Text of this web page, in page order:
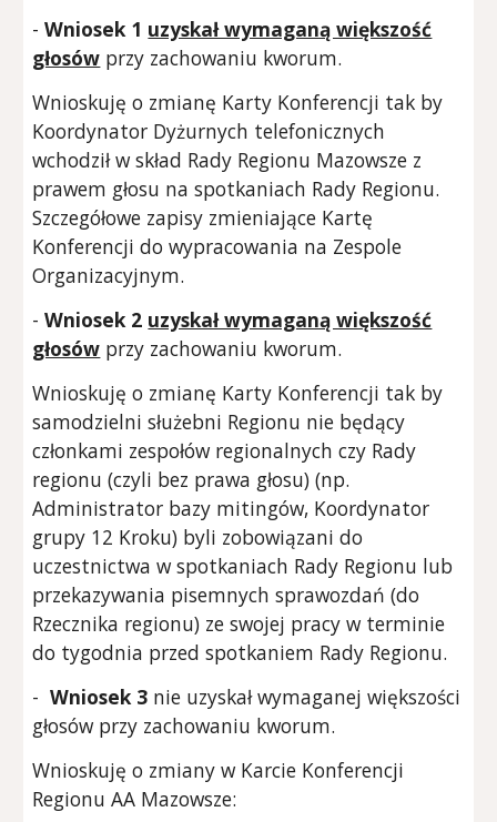
-Wniosek 1 uzyskał wymaganą większość
głosów przy zachowaniu kworum.
Wnioskuję o zmianę Karty Konferencji tak by
Koordynator Dyżurnych telefonicznych
wchodził w skład Rady Regionu Mazowsze z
prawem głosu na spotkaniach Rady Regionu.
Szczegółowe zapisy zmieniające Kartę
Konferencji do wypracowania na Zespole
Organizacyjnym.
-Wniosek 2 uzyskał wymaganą większość
głosów przy zachowaniu kworum.
Wnioskuję o zmianę Karty Konferencji tak by
samodzielni służebni Regionu nie będący
członkami zespołów regionalnych czy Rady
regionu (czyli bez prawa głosu) (np.
Administrator bazy mitingów, Koordynator
grupy 12 Kroku) byli zobowiązani do
uczestnictwa w spotkaniach Rady Regionu lub
przekazywania pisemnych sprawozdań (do
Rzecznika regionu) ze swojej pracy w terminie
do tygodnia przed spotkaniem Rady Regionu.
-Wniosek 3 nie uzyskał wymaganej większości
głosów przy zachowaniu kworum.
Wnioskuję o zmiany w Karcie Konferencji
Regionu AA Mazowsze: